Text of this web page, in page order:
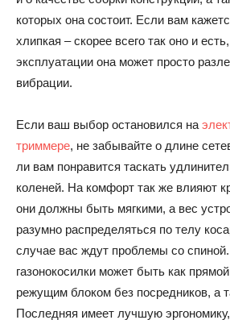
которых она состоит. Если вам
хлипкая – скорее всего так оно и
эксплуатации она может просто
вибрации.
Если ваш выбор остановился на
триммере, не забывайте о длине
ли вам понравится таскать
коленей. На комфорт так же влияют
они должны быть мягкими, а вес
разумно распределяться по телу
случае вас ждут проблемы со
газонокосилки может быть как
режущим блоком без посредников, а
Последняя имеет лучшую